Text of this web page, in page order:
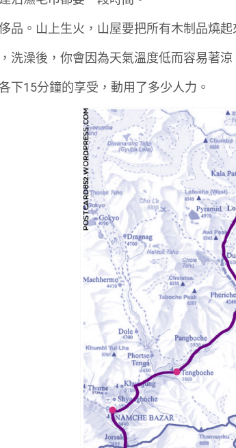
品。山上生火，山屋要把所有木制品燒
洗澡後，你會因為天氣溫度低而容易著涼
下15分鐘的享受，動用了多少人力。